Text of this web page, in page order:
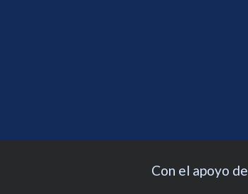
Con el apoyo de